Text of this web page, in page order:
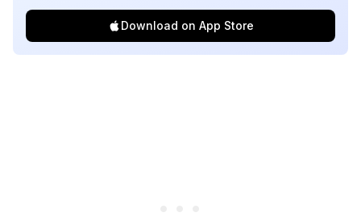
Download on App Store